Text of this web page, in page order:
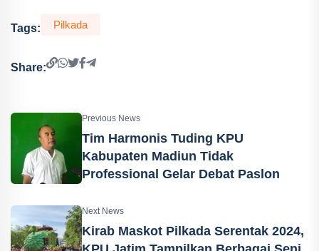
Tags: Pilkada
Share:
Previous News
Tim Harmonis Tuding KPU
Kabupaten Madiun Tidak
Professional Gelar Debat Paslon
Next News
Kirab Maskot Pilkada Serentak 2024,